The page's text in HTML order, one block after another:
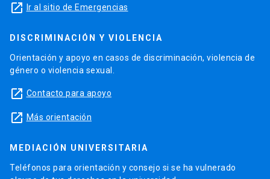
launch Ir al sitio de Emergencias
DISCRIMINACIÓN Y VIOLENCIA
Orientación y apoyo en casos de discriminación, violencia de
género o violencia sexual.
launch Contacto para apoyo
launch Más orientación
MEDIACIÓN UNIVERSITARIA
Teléfonos para orientación y consejo si se ha vulnerado